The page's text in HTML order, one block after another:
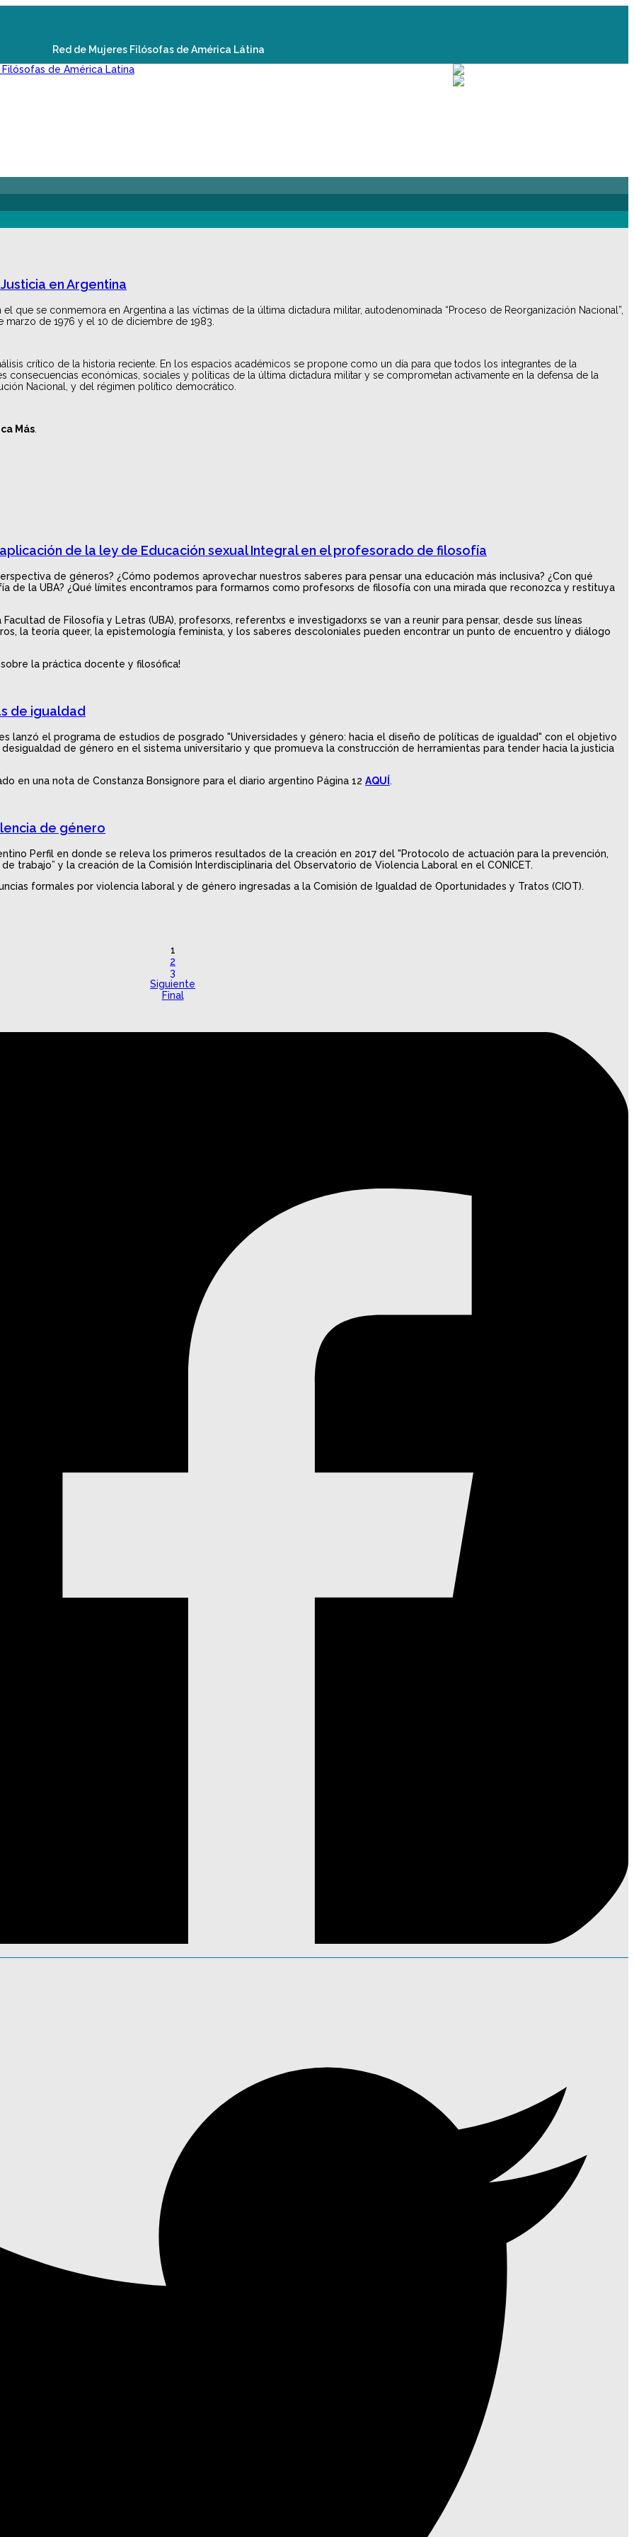
Red de Mujeres Filósofas de América Látina
en Argentina
que se conmemora en Argentina a las víctimas de la última dictadura militar, autodenominada “Proceso de Reorganización Nacional”,
de 1976 y el 10 de diciembre de 1983.
crítico de la historia reciente. En los espacios académicos se propone como un día para que todos los integrantes de la
económicas, sociales y políticas de la última dictadura militar y se comprometan activamente en la defensa de la
Nacional, y del régimen político democrático.
Más
de la ley de Educación sexual Integral en el profesorado de filosofía
de géneros? ¿Cómo podemos aprovechar nuestros saberes para pensar una educación más inclusiva? ¿Con qué
de la UBA? ¿Qué límites encontramos para formarnos como profesorxs de filosofía con una mirada que reconozca y restituya
de Filosofía y Letras (UBA), profesorxs, referentxs e investigadorxs se van a reunir para pensar, desde sus líneas
la teoría queer, la epistemología feminista, y los saberes descoloniales pueden encontrar un punto de encuentro y diálogo
la práctica docente y filosófica!
de igualdad
lanzó el programa de estudios de posgrado "Universidades y género: hacia el diseño de políticas de igualdad" con el objetivo
de género en el sistema universitario y que promueva la construcción de herramientas para tender hacia la justicia
en una nota de Constanza Bonsignore para el diario argentino Página 12 AQUÍ.
de género
Perfil en donde se releva los primeros resultados de la creación en 2017 del "Protocolo de actuación para la prevención,
trabajo” y la creación de la Comisión Interdisciplinaria del Observatorio de Violencia Laboral en el CONICET.
formales por violencia laboral y de género ingresadas a la Comisión de Igualdad de Oportunidades y Tratos (CIOT).
1
2
3
Siguiente
Final